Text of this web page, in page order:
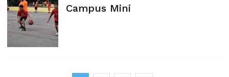
Campus Mini